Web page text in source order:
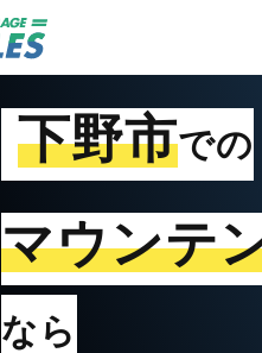
下野市での
マウンテ
なら